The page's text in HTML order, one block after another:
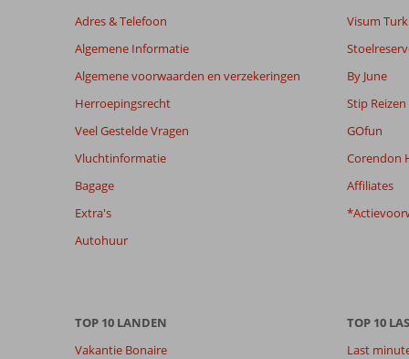
relevantie
de
getoonde
te
garanderen.
info
beoordelingen
Zeer goed
Wifi
Adres & Telefoon
Algemene Informatie
Algemene voorwaarden en verzekeringen
Herroepingsrecht
Veel Gestelde Vragen
Vluchtinformatie
Bagage
Extra's
Autohuur
Visum
By June
Stip Reizen
GOfun
Corendon
Affiliates
TOP 10 LANDEN
Vakantie Bonaire
TOP 10
Last